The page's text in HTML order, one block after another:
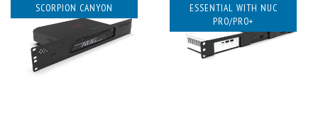
SCORPION CANYON
ESSENTIAL WITH NUC
PRO/PRO+